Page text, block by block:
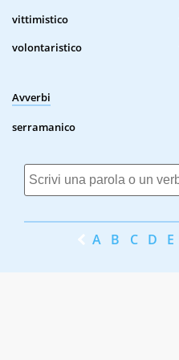
vittimistico
volontaristico
Avverbi
serramanico
A B C D E